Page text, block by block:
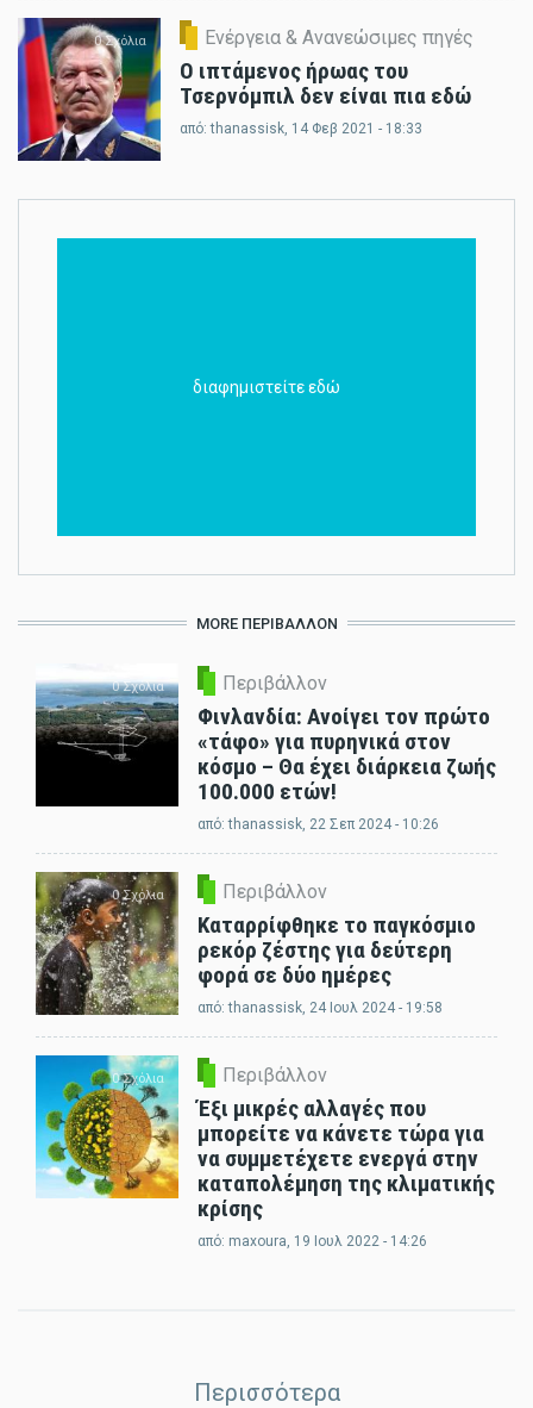
0 Σχόλια Ενέργεια & Ανανεώσιμες πηγές
Ο ιπτάμενος ήρωας του
Τσερνόμπιλ δεν είναι πια εδώ
από:thanassisk , 14 Φεβ 2021 - 18:33
διαφημιστείτε εδώ
MORE ΠΕΡΙΒΆΛΛΟΝ
0 Σχόλια Περιβάλλον
Φινλανδία: Ανοίγει τον πρώτο
«τάφο» για πυρηνικά στον
κόσμο – Θα έχει διάρκεια ζωής
100.000 ετών!
από:thanassisk , 22 Σεπ 2024 - 10:26
0 Σχόλια Περιβάλλον
Καταρρίφθηκε το παγκόσμιο
ρεκόρ ζέστης για δεύτερη
φορά σε δύο ημέρες
από:thanassisk , 24 Ιουλ 2024 - 19:58
0 Σχόλια Περιβάλλον
Έξι μικρές αλλαγές που
μπορείτε να κάνετε τώρα για
να συμμετέχετε ενεργά στην
καταπολέμηση της κλιματικής
κρίσης
από: maxoura , 19 Ιουλ 2022 - 14:26
Περισσότερα